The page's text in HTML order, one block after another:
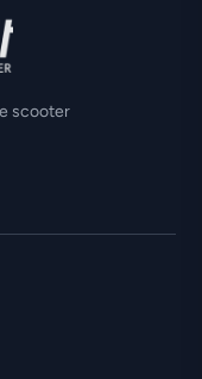
scooter